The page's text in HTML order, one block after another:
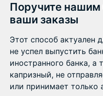
Поручите
ваши заказы
Этот способ актуален
не успел выпустить
иностранного банка, а
капризный, не
или принимает только